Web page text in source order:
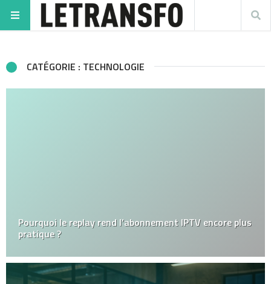
CATÉGORIE : TECHNOLOGIE
Pourquoi le replay rend l’abonnement IPTV encore plus
pratique ?